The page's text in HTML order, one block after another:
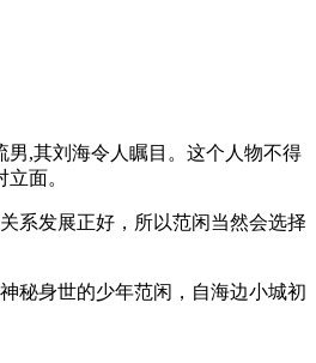
男,其刘海令人瞩目。这个人物不得
面。
系发展正好，所以范闲当然会选择
秘身世的少年范闲，自海边小城初